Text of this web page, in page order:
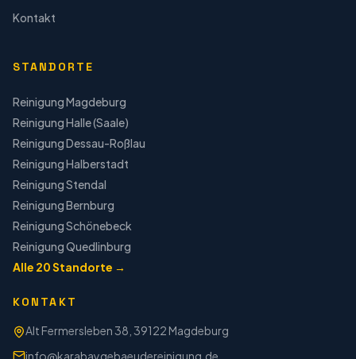
Kontakt
STANDORTE
ReinigungMagdeburg
ReinigungHalle (Saale)
ReinigungDessau-Roßlau
ReinigungHalberstadt
ReinigungStendal
ReinigungBernburg
ReinigungSchönebeck
ReinigungQuedlinburg
Alle 20Standorte →
KONTAKT
Alt Fermersleben 38, 39122 Magdeburg
info@karabaygebaeudereinigung.de